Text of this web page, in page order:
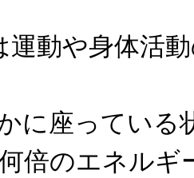
動や身体活
に座っている
倍のエネルギ